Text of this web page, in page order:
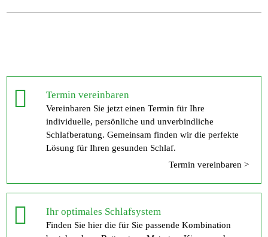
Termin vereinbaren
Vereinbaren Sie jetzt einen Termin für Ihre
individuelle, persönliche und unverbindliche
Schlafberatung. Gemeinsam finden wir die perfekte
Lösung für Ihren gesunden Schlaf.
Termin vereinbaren >
Ihr optimales Schlafsystem
Finden Sie hier die für Sie passende Kombination